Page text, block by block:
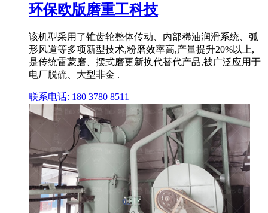
环保欧版磨重工科技
该机型采用了锥齿轮整体传动、内部稀油润滑系统、弧
形风道等多项新型技术,粉磨效率高,产量提升20%以上,
是传统雷蒙磨、摆式磨更新换代替代产品,被广泛应用于
电厂脱硫、大型非金 .
联系电话: 180 3780 8511